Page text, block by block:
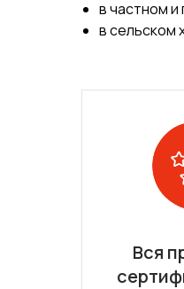
в частном
в сельском
Вся